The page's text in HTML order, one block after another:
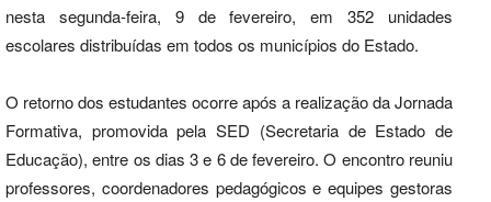
nesta segunda-feira, 9 de fevereiro, em 352 unidades
escolares distribuídas em todos os municípios do Estado.
O retorno dos estudantes ocorre após a realização da Jornada
Formativa, promovida pela SED (Secretaria de Estado de
Educação), entre os dias 3 e 6 de fevereiro. O encontro reuniu
professores, coordenadores pedagógicos e equipes gestoras